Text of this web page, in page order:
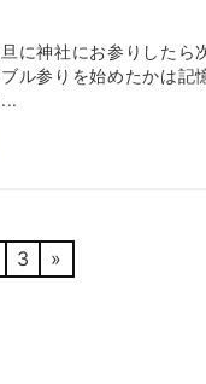
に神社にお参りしたら
ル参りを始めたかは記
3 »